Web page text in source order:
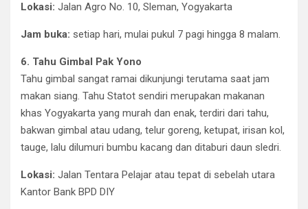
Lokasi: Jalan Agro No. 10, Sleman, Yogyakarta
Jam buka: setiap hari, mulai pukul 7 pagi hingga 8 malam.
6. Tahu Gimbal Pak Yono
Tahu gimbal sangat ramai dikunjungi terutama saat jam
makan siang. Tahu Statot sendiri merupakan makanan
khas Yogyakarta yang murah dan enak, terdiri dari tahu,
bakwan gimbal atau udang, telur goreng, ketupat, irisan kol,
tauge, lalu dilumuri bumbu kacang dan ditaburi daun sledri.
Lokasi: Jalan Tentara Pelajar atau tepat di sebelah utara
Kantor Bank BPD DIY